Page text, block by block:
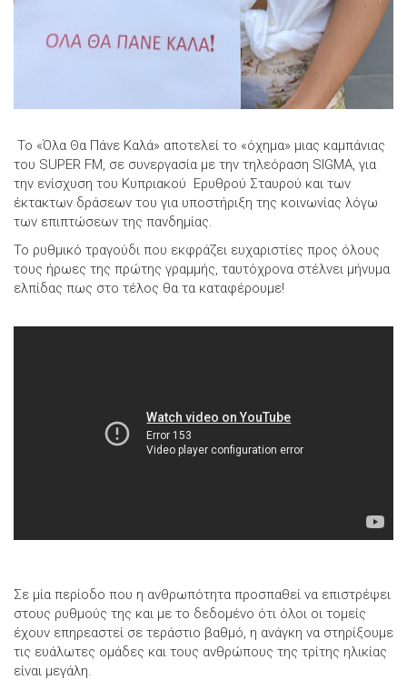
Το «Όλα Θα Πάνε Καλά» αποτελεί το «όχημα» μιας καμπάνιας
του SUPER FM, σε συνεργασία με την τηλεόραση SIGMA, για
την ενίσχυση του Κυπριακού Ερυθρού Σταυρού και των
έκτακτων δράσεων του για υποστήριξη της κοινωνίας λόγω
των επιπτώσεων της πανδημίας.
To ρυθμικό τραγούδι που εκφράζει ευχαριστίες προς όλους
τους ήρωες της πρώτης γραμμής, ταυτόχρονα στέλνει μήνυμα
ελπίδας πως στο τέλος θα τα καταφέρουμε!
Σε μία περίοδο που η ανθρωπότητα προσπαθεί να επιστρέψει
στους ρυθμούς της και με το δεδομένο ότι όλοι οι τομείς
έχουν επηρεαστεί σε τεράστιο βαθμό, η ανάγκη να στηρίξουμε
τις ευάλωτες ομάδες και τους ανθρώπους της τρίτης ηλικίας
είναι μεγάλη.